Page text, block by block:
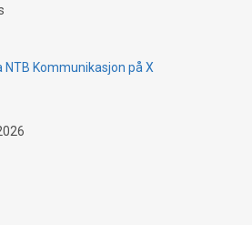
Kommunikasjon på X